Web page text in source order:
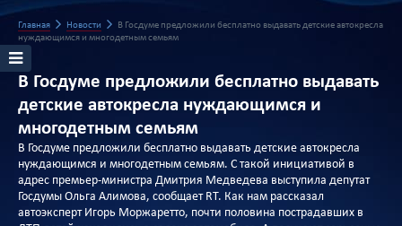
Главная Новости
В Госдуме предложили бесплатно выдавать детские автокресла
нуждающимся и многодетным семьям
В Госдуме предложили бесплатно выдавать
детские автокресла нуждающимся и
многодетным семьям
В Госдуме предложили бесплатно выдавать детские автокресла
нуждающимся и многодетным семьям. С такой инициативой в
адрес премьер-министра Дмитрия Медведева выступила депутат
Госдумы Ольга Алимова, сообщает RT. Как нам рассказал
автоэксперт Игорь Моржаретто, почти половина пострадавших в